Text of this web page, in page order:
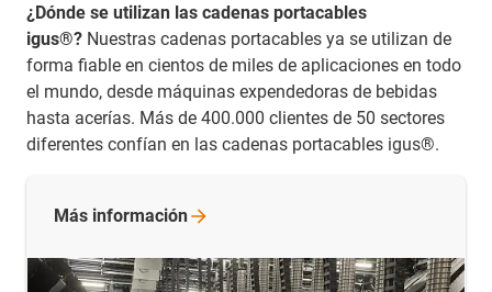
¿Dónde se utilizan las cadenas portacables
igus®? Nuestras cadenas portacables ya se utilizan de
forma fiable en cientos de miles de aplicaciones en todo
el mundo, desde máquinas expendedoras de bebidas
hasta acerías. Más de 400.000 clientes de 50 sectores
diferentes confían en las cadenas portacables igus®.
Más información